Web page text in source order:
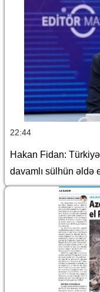
22:44
Hakan Fidan:
davamlı sülhün əldə